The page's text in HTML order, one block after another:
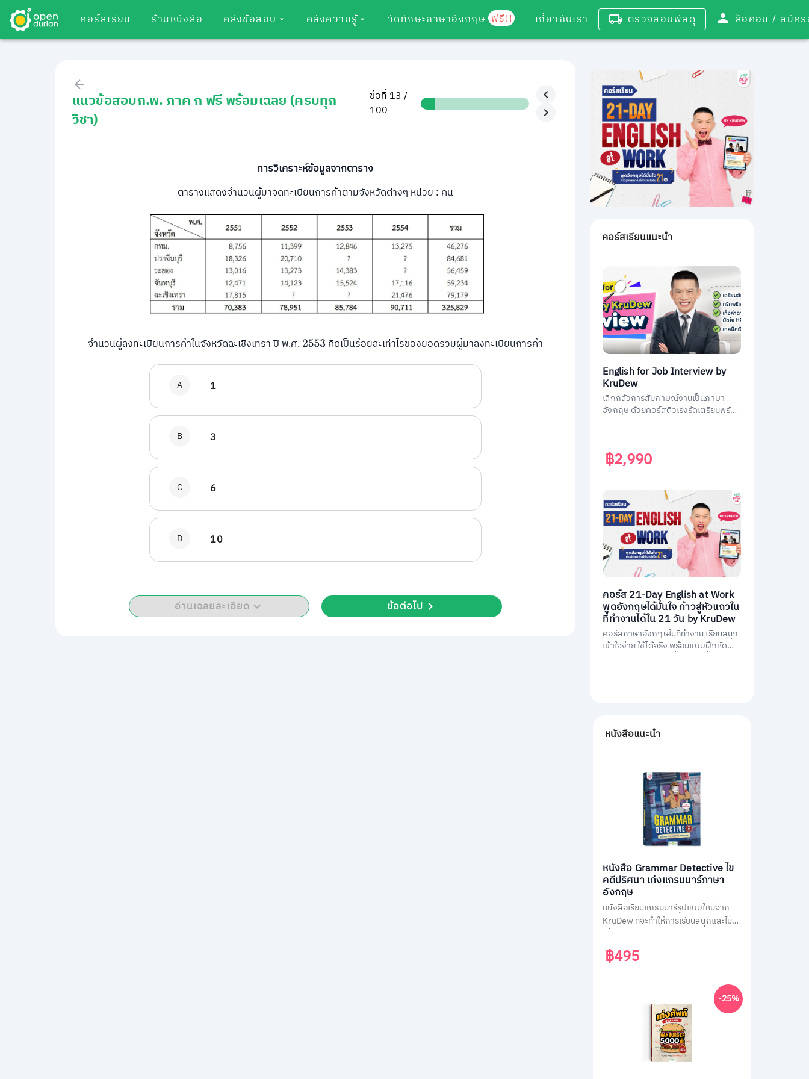
คอร์สเรียน ร้านหนังสือ คลังข้อสอบ คลังความรู้ วัดทักษะภาษาอังกฤษ ฟรี!! เกี่ยวกับเรา ตรวจสอบพัสดุ ล็อคอิน /
แนวข้อสอบก.พ. ภาค ก ฟรี พร้อมเฉลย (ครบทุก
วิชา)
ข้อที่ 13 /
100
การวิเคราะห์ข้อมูลจากตาราง
ตารางแสดงจํานวนผู้มาจดทะเบียนการค้าตามจังหวัดต่างๆ หน่วย : คน
จํานวนผู้ลงทะเบียนการค้าในจังหวัดฉะเชิงเทรา ปี พ.ศ. 2553 คิดเป็นร้อยละเท่าไรของยอดรวมผู้มาลงทะเบียนการค้า
A 1
B 3
C 6
D 10
อ่านเฉลยละเอียด ข้อต่อไป
คอร์สเรียนแนะนำ
English for Job Interview by
KruDew
เลิกกลัวการสัมภาษณ์งานเป็นภาษา
อังกฤษ ด้วยคอร์สติวเร่งรัดเตรียมพร้อม
฿2,990
คอร์ส 21-Day English at Work
พูดอังกฤษได้มั่นใจ ก้าวสู่หัวแถวใน
ที่ทำงานได้ใน 21 วัน by KruDew
คอร์สภาษาอังกฤษในที่ทำงาน เรียนสนุก
เข้าใจง่าย ใช้ได้จริง พร้อมแบบฝึกหัดนำ
หนังสือแนะนำ
หนังสือ Grammar Detective ไข
คดีปริศนา เก่งแกรมมาร์ภาษา
อังกฤษ
หนังสือเรียนแกรมมาร์รูปแบบใหม่จาก
KruDew ที่จะทำให้การเรียนสนุกและไม่น่า
สวมบทนักสืบ ไขคดีปริศนาไปพร้อมกับ
การเรียนรู้หลักแกรมมาร์ที่ครอบคลุม
ฝึกหัดทบทวนความเข้าใจมากกว่า 400
฿495
-25%